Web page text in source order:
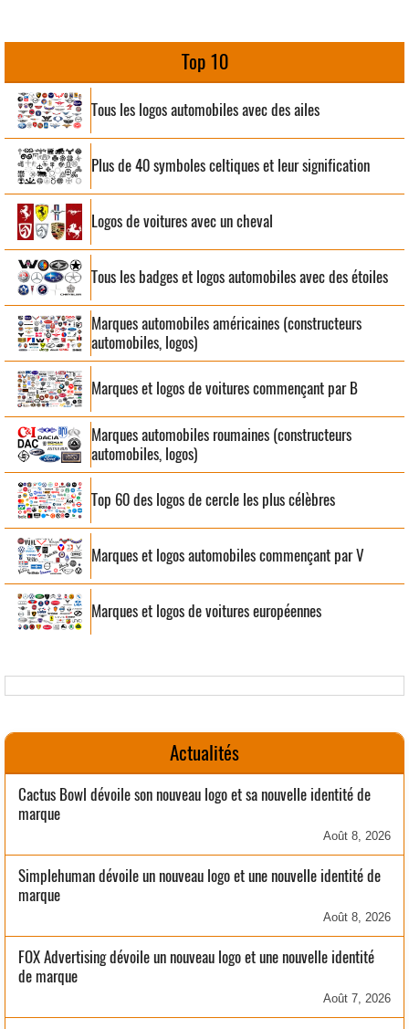
Top 10
Tous les logos automobiles avec des ailes
Plus de 40 symboles celtiques et leur signification
Logos de voitures avec un cheval
Tous les badges et logos automobiles avec des étoiles
Marques automobiles américaines (constructeurs
automobiles, logos)
Marques et logos de voitures commençant par B
Marques automobiles roumaines (constructeurs
automobiles, logos)
Top 60 des logos de cercle les plus célèbres
Marques et logos automobiles commençant par V
Marques et logos de voitures européennes
Actualités
Cactus Bowl dévoile son nouveau logo et sa nouvelle identité de
marque
Août 8, 2026
Simplehuman dévoile un nouveau logo et une nouvelle identité de
marque
Août 8, 2026
FOX Advertising dévoile un nouveau logo et une nouvelle identité
de marque
Août 7, 2026